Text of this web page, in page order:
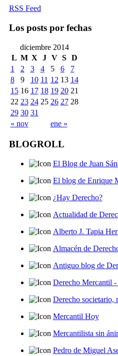
RSS Feed
Los posts por fechas
diciembre 2014
L M X J V S D
« nov ene »
1 2 3 4 5 6
7
8
9 10 11 12 13 14
15 16 17 18 19 20 21
22 23 24 25 26 27 28
29 30 31
BLOGROLL
El Blog de Juan
El blog de Enrique
¿Hay Derecho?
Actualidad de
Alberto J. Tapia
Almacén de
Antiguo blog de
Derecho Mercantil
Derecho societario,
Mercantil Hoy
Mercantilista sin
Pedro de Miguel